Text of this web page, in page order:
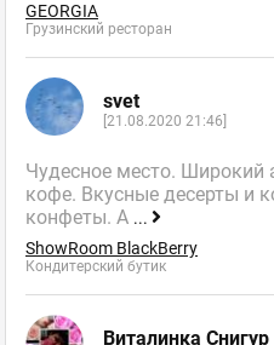
GEORGIA
Грузинский ресторан
svet
[21.08.2020 21:46]
Чудесное место. Широкий
кофе. Вкусные десерты и
конфеты. А ...
ShowRoom BlackBerry
Кондитерский бутик
Виталинка Снигур